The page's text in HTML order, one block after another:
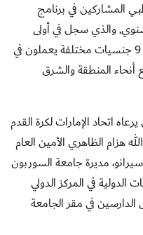
المشاركين فيبرنامج
,والذي سجل في أولى
ودارسات من 9 جنسيات مختلفة يعملون في
المنطقة والشرق
اتحاد الإمارات لكرة القدم
هزام الظاهري الأمين العام
مديرة جامعة السوربون
الدولية في المركز الدولي
في مقر الجامعة